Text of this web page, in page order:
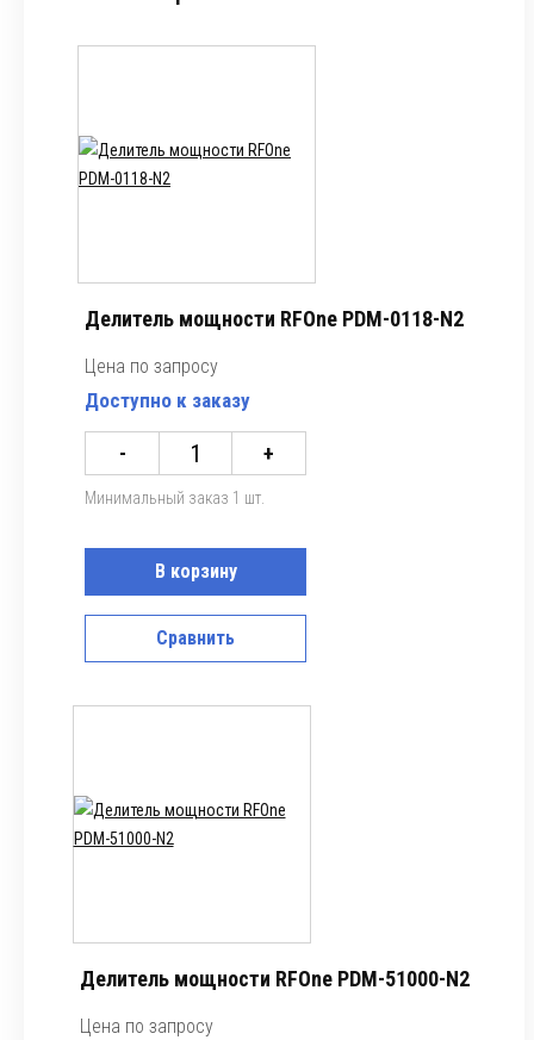
Делитель мощности RFOne PDM-0118-N2
Цена по запросу
Доступно к заказу
- +
Минимальный заказ 1 шт.
В корзину
Сравнить
Делитель мощности RFOne PDM-51000-N2
Цена по запросу